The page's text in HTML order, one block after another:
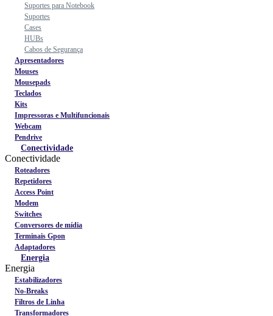
Suportes para Notebook
Suportes
Cases
HUBs
Cabos de Segurança
Apresentadores
Mouses
Mousepads
Teclados
Kits
Impressoras e Multifuncionais
Webcam
Pendrive
Conectividade
Conectividade
Roteadores
Repetidores
Access Point
Modem
Switches
Conversores de mídia
Terminais Gpon
Adaptadores
Energia
Energia
Estabilizadores
No-Breaks
Filtros de Linha
Transformadores